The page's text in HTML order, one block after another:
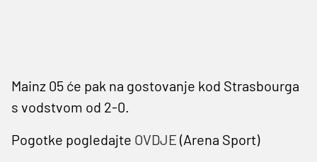
Mainz 05 će pak na gostovanje kod Strasbourga
s vodstvom od 2-0.
Pogotke pogledajte OVDJE (Arena Sport)